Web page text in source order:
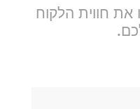
את חווית הלקוח